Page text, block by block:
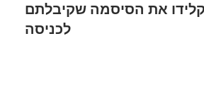
את הסיסמה שקיבלתם
לכניסה